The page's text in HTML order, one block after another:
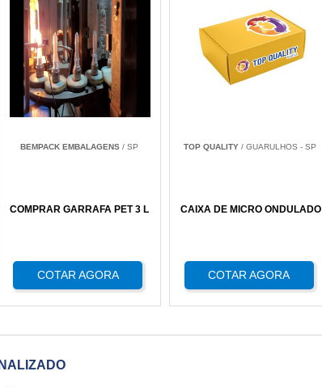
BEMPACK EMBALAGENS / SP
COMPRAR GARRAFA PET 3 L
COTAR AGORA
TOP QUALITY / GUARULHOS - SP
CAIXA DE MICRO ONDULADO
COTAR AGORA